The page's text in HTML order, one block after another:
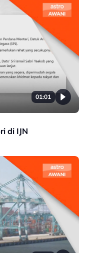
01:01
di IJN